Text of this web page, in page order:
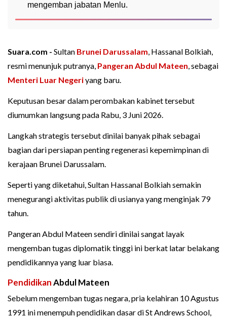
mengemban jabatan Menlu.
Suara.com - Sultan Brunei Darussalam, Hassanal Bolkiah,
resmi menunjuk putranya, Pangeran Abdul Mateen, sebagai
Menteri Luar Negeriyang baru.
Keputusan besar dalam perombakan kabinet tersebut
diumumkan langsung pada Rabu, 3 Juni 2026.
Langkah strategis tersebut dinilai banyak pihak sebagai
bagian dari persiapan penting regenerasi kepemimpinan di
kerajaan Brunei Darussalam.
Seperti yang diketahui, Sultan Hassanal Bolkiah semakin
menegurangi aktivitas publik di usianya yang menginjak 79
tahun.
Pangeran Abdul Mateen sendiri dinilai sangat layak
mengemban tugas diplomatik tinggi ini berkat latar belakang
pendidikannya yang luar biasa.
PendidikanAbdul Mateen
Sebelum mengemban tugas negara, pria kelahiran 10 Agustus
1991 ini menempuh pendidikan dasar di St Andrews School,